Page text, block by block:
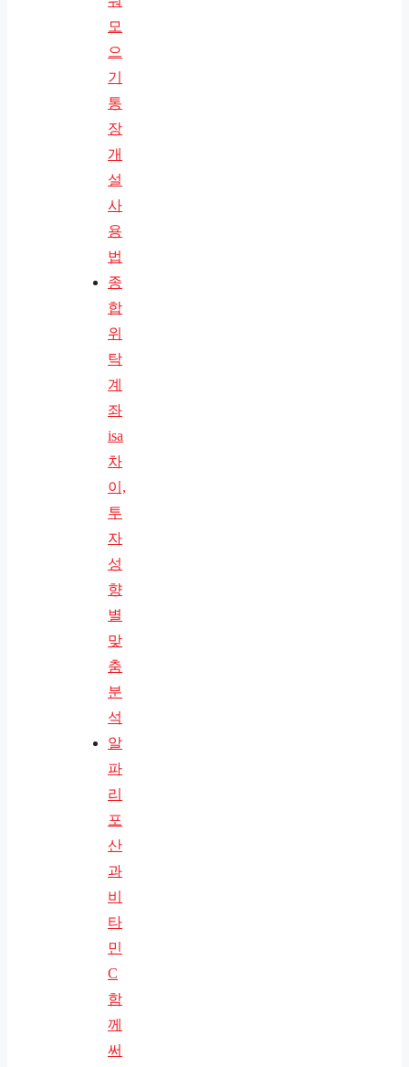
모
으
기
통
장
개
설
사
용
법
종
합
위
탁
계
좌
isa
차
이,
투
자
성
향
별
맞
춤
분
석
알
파
리
포
산
과
비
타
민
C
함
께
써